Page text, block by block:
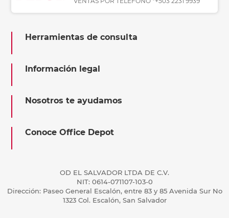
Herramientas de consulta
Información legal
Nosotros te ayudamos
Conoce Office Depot
OD EL SALVADOR LTDA DE C.V.
NIT: 0614-071107-103-0
Dirección: Paseo General Escalón, entre 83 y 85 Avenida Sur No
1323 Col. Escalón, San Salvador